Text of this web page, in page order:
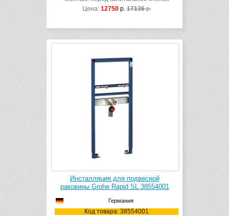
Цена: 12750р.17136р.
Инсталляция для подвесной
раковины Grohe Rapid SL 38554001
Германия
Код товара: 38554001